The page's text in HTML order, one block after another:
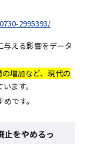
2995393/
与える影響をデータ
増加など、現代の
ます。
です。
止をやめるっ